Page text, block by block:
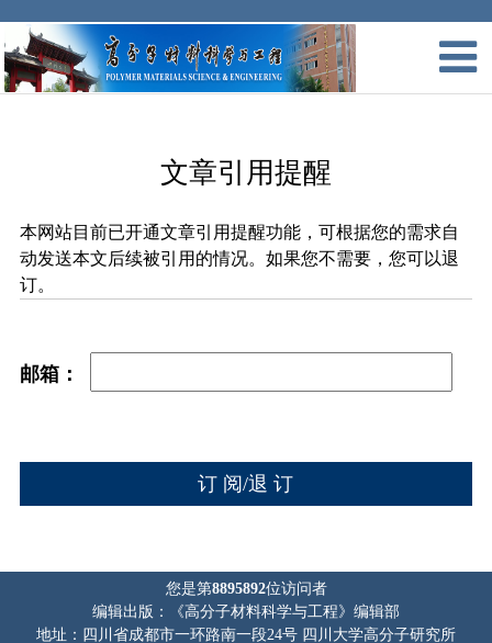
文章引用提醒
本网站目前已开通文章引用提醒功能，可根据您的需求自
动发送本文后续被引用的情况。如果您不需要，您可以退
订。
邮箱：
您是第8895892位访问者
编辑出版：《高分子材料科学与工程》编辑部
地址：四川省成都市一环路南一段24号 四川大学高分子研究所